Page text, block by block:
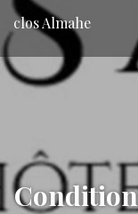
clos Almahe